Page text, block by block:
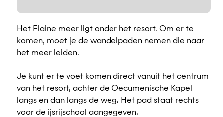
Het Flaine meer ligt onder het resort. Om er te
komen, moet je de wandelpaden nemen die naar
het meer leiden.
Je kunt er te voet komen direct vanuit het centrum
van het resort, achter de Oecumenische Kapel
langs en dan langs de weg. Het pad staat rechts
voor de ijsrijschool aangegeven.